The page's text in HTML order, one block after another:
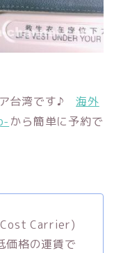
ア台湾です♪海外
から簡単に予約で
Cost Carrier)
価格の運賃で